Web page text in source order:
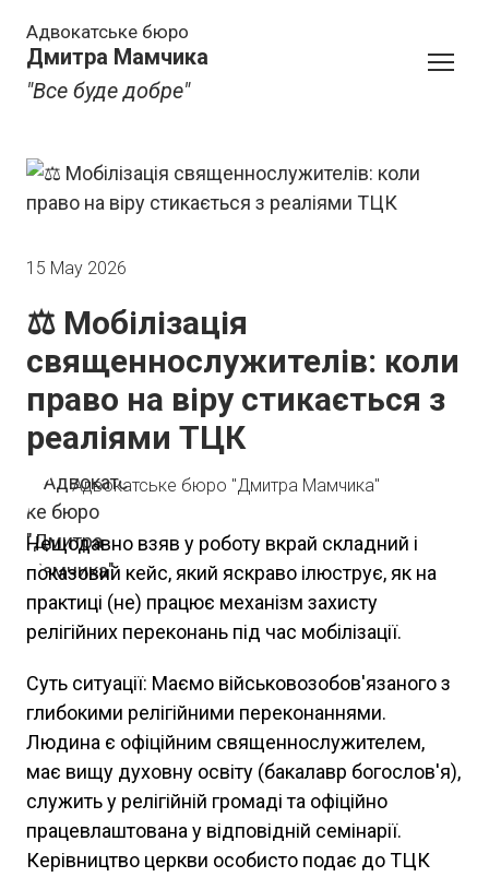
Адвокатське бюро
Дмитра Мамчика
"Все буде добре"
15 May 2026
⚖️ Мобілізація
священнослужителів: коли
право на віру стикається з
реаліями ТЦК
Адвокатське бюро "Дмитра Мамчика"
Нещодавно взяв у роботу вкрай складний і
показовий кейс, який яскраво ілюструє, як на
практиці (не) працює механізм захисту
релігійних переконань під час мобілізації.
Суть ситуації: Маємо військовозобов'язаного з
глибокими релігійними переконаннями.
Людина є офіційним священнослужителем,
має вищу духовну освіту (бакалавр богослов'я),
служить у релігійній громаді та офіційно
працевлаштована у відповідній семінарії.
Керівництво церкви особисто подає до ТЦК